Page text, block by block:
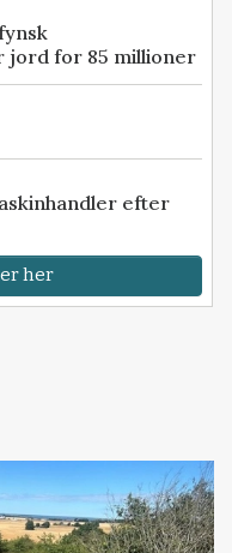
jord for 85 millioner
efter
her